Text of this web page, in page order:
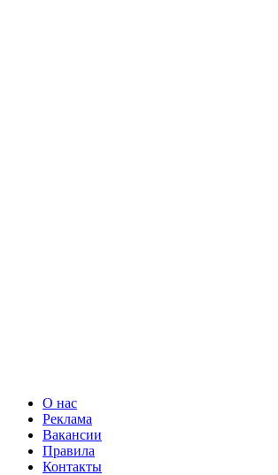
О нас
Реклама
Вакансии
Правила
Контакты